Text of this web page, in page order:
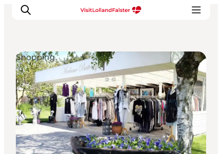
Natur und Outdoor
Familienurlaub
Kultur
Gastronomie
Urlaubsplaner
Shopping